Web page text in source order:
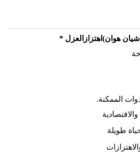
هوان)اهتزازالعزل *
الممكنة.
طويلة